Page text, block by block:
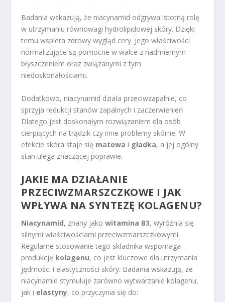
Badania wskazują, że niacynamid odgrywa istotną rolę
w utrzymaniu równowagi hydrolipidowej skóry. Dzięki
temu wspiera zdrowy wygląd cery. Jego właściwości
normalizujące są pomocne w walce z nadmiernym
błyszczeniem oraz związanymi z tym
niedoskonałościami.
Dodatkowo, niacynamid działa przeciwzapalnie, co
sprzyja redukcji stanów zapalnych i zaczerwienień.
Dlatego jest doskonałym rozwiązaniem dla osób
cierpiących na trądzik czy inne problemy skórne. W
efekcie skóra staje się matowa i gładka, a jej ogólny
stan ulega znaczącej poprawie.
JAKIE MA DZIAŁANIE
PRZECIWZMARSZCZKOWE I JAK
WPŁYWA NA SYNTEZĘ KOLAGENU?
Niacynamid, znany jakowitamina B3, wyróżnia się
silnymi właściwościami przeciwzmarszczkowymi.
Regularne stosowanie tego składnika wspomaga
produkcję kolagenu, co jest kluczowe dla utrzymania
jędrności i elastyczności skóry. Badania wskazują, że
niacynamid stymuluje zarówno wytwarzanie kolagenu,
jak i elastyny, co przyczynia się do: